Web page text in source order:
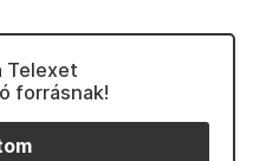
Telexet
forrásnak!